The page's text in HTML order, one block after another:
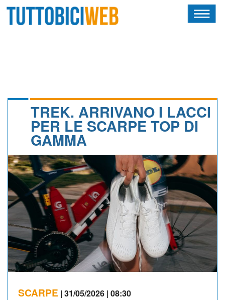
CALENDARIO
ALBI D'ORO
NEWSLETTER
TREK. ARRIVANO I LACCI
PER LE SCARPE TOP DI
GAMMA
SCARPE | 31/05/2026 | 08:30